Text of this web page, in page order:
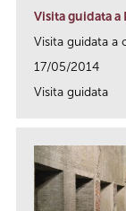
Visita guidata
Visita guidata a
17/05/2014
Visita guidata